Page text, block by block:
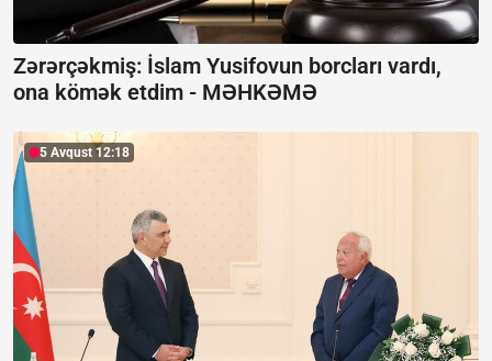
Zərərçəkmiş: İslam Yusifovun borcları vardı,
ona kömək etdim - MƏHKƏMƏ
5 Avqust 12:18